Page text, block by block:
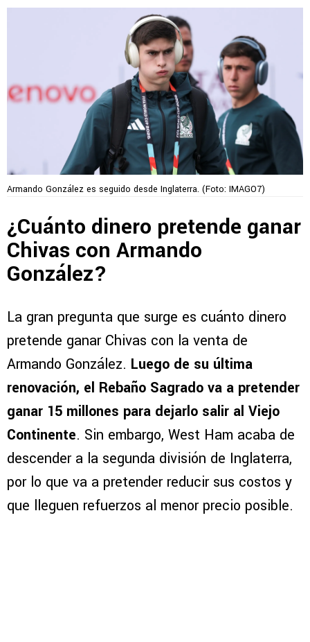
Armando González es seguido desde Inglaterra. (Foto: IMAGO7)
¿Cuánto dinero pretende ganar
Chivas con Armando
González?
La gran pregunta que surge es cuánto dinero
pretende ganar Chivas con la venta de
Armando González. Luego de su última
renovación, el Rebaño Sagrado va a pretender
ganar 15 millones para dejarlo salir al Viejo
Continente. Sin embargo, West Ham acaba de
descender a la segunda división de Inglaterra,
por lo que va a pretender reducir sus costos y
que lleguen refuerzos al menor precio posible.